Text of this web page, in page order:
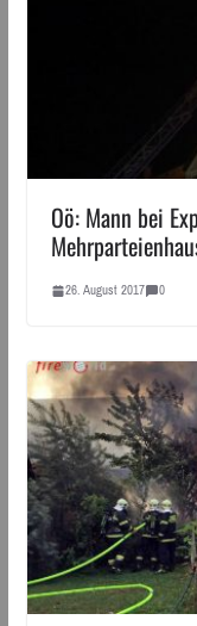
Oö: Mann bei
26. August 2017 0